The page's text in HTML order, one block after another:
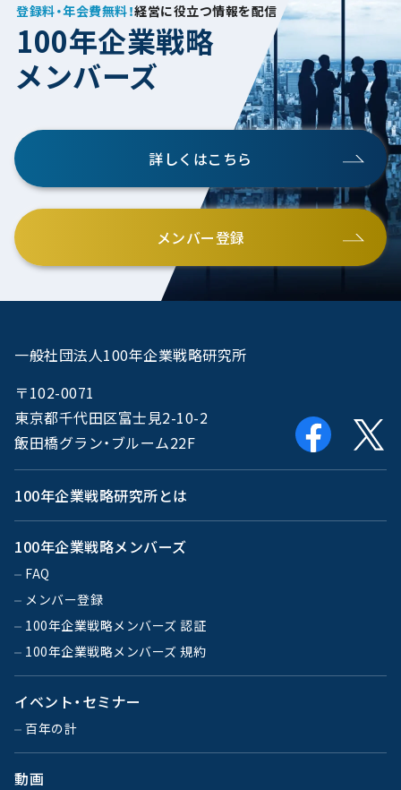
登録料・年会費無料！経営に役立つ情報を配信
100年企業戦略
メンバーズ
詳しくはこちら
メンバー登録
一般社団法人100年企業戦略研究所
〒102-0071
東京都千代田区富士見2-10-2
飯田橋グラン・ブルーム22F
100年企業戦略研究所とは
100年企業戦略メンバーズ
FAQ
メンバー登録
100年企業戦略メンバーズ 認証
100年企業戦略メンバーズ 規約
イベント・セミナー
百年の計
動画